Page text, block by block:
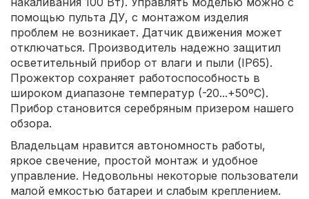
помощью пульта ДУ, с монтажом изделия
проблем не возникает. Датчик движения может
отключаться. Производитель надежно защитил
осветительный прибор от влаги и пыли (IP65).
Прожектор сохраняет работоспособность в
широком диапазоне температур (-20...+50ºС).
Прибор становится серебряным призером нашего
обзора.
Владельцам нравится автономность работы,
яркое свечение, простой монтаж и удобное
управление. Недовольны некоторые пользователи
малой емкостью батареи и слабым креплением.